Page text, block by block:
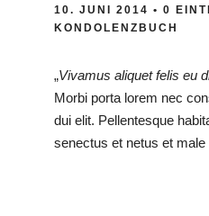
10. JUNI 2014 • 0
KONDOLENZBUCH
„Vivamus aliquet felis eu
Morbi porta lorem nec
dui elit. Pellentesque
senectus et netus et